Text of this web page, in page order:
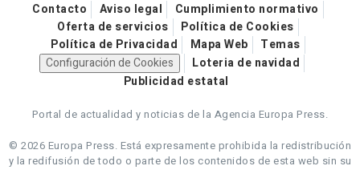
Contacto Aviso legal
Cumplimiento normativo
Oferta de servicios
Política de Cookies
Política de Privacidad
Mapa Web
Temas
Configuración de Cookies
Loteria de navidad
Publicidad estatal
Portal de actualidad y noticias de la Agencia Europa Press.
© 2026 Europa Press. Está expresamente prohibida la redistribución
y la redifusión de todo o parte de los contenidos de esta web sin su